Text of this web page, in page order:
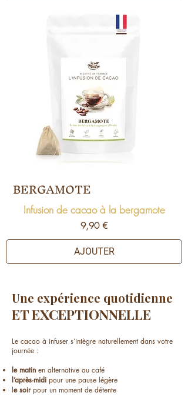
BERGAMOTE
Infusion de cacao à la bergamote
Prix
9,90 €
AJOUTER
Une expérience quotidienne
ET EXCEPTIONNELLE
Le cacao à infuser s’intègre naturellement dans votre
journée :
le matin en alternative au café
l’après-midi pour une pause légère
le soirpour un moment de détente